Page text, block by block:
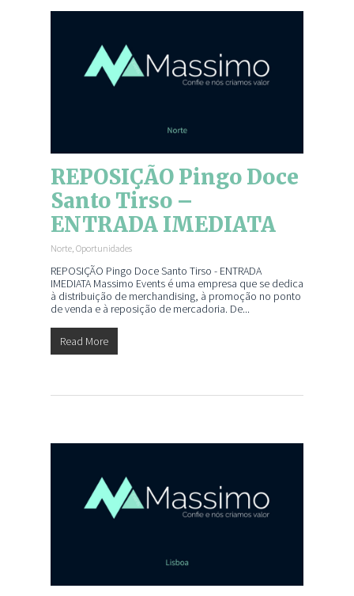
REPOSIÇÃO Pingo Doce
Santo Tirso –
ENTRADA IMEDIATA
Norte Oportunidades
REPOSIÇÃO Pingo Doce Santo Tirso - ENTRADA
IMEDIATA Massimo Events é uma empresa que se dedica
à distribuição de merchandising, à promoção no ponto
de venda e à reposição de mercadoria. De...
Read More